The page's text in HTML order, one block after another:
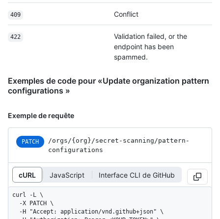
409 Conflict
422
Validation failed, or the
endpoint has been
spammed.
Exemples de code pour «Update organization pattern
configurations »
Exemple de requête
PATCH /orgs/{org}/secret-scanning/pattern-
configurations
cURL JavaScript Interface CLI de GitHub
curl -L \